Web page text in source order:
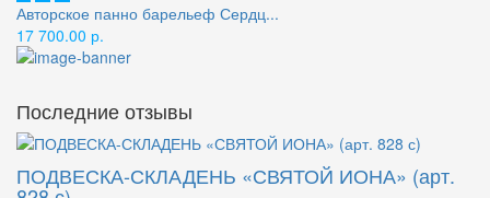
Авторское панно барельеф Сердц...
17 700.00 р.
Последние отзывы
ПОДВЕСКА-СКЛАДЕНЬ «СВЯТОЙ ИОНА» (арт.